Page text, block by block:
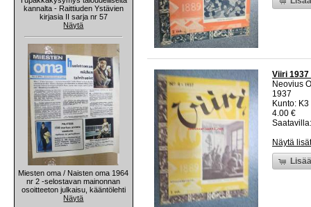
kannalta - Raittiuden Ystävien
kirjasia II sarja nr 57
Näytä
Miesten oma / Naisten oma 1964
nr 2 -selostavan mainonnan
osoitteeton julkaisu, kääntölehti
Näytä
Viiri
Neovius
1937
Kunto:
4.00 €
Näytä